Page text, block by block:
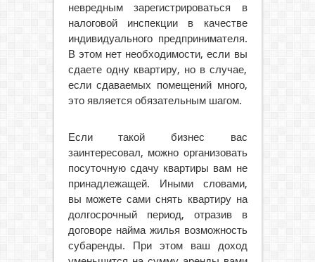
невредным зарегистрироваться в
налоговой инспекции в качестве
индивидуального предпринимателя.
В этом нет необходимости, если вы
сдаете одну квартиру, но в случае,
если сдаваемых помещений много,
это является обязательным шагом.
Если такой бизнес вас
заинтересовал, можно организовать
посуточную сдачу квартиры вам не
принадлежащей. Иными словами,
вы можете сами снять квартиру на
долгосрочный период, отразив в
договоре найма жилья возможность
субаренды. При этом ваш доход